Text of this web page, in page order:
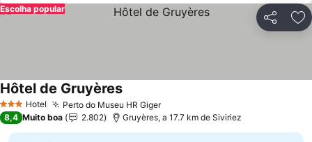
Partilhar
Escolha popular
3 EstrelasHotel Perto do Museu HR Giger
Hôtel de Gruyères
8,4 Muito boa 2.802 Gruyères, a 17.7 km de Siviriez